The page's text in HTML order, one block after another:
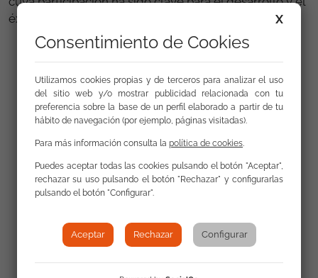
éxito de esta iniciativa.
X
Consentimiento de Cookies
Utilizamos cookies propias y de terceros para analizar el uso
del sitio web y/o mostrar publicidad relacionada con tu
preferencia sobre la base de un perfil elaborado a partir de tu
hábito de navegación (por ejemplo, páginas visitadas).
Para más información consulta la política de cookies
Puedes aceptar todas las cookies pulsando el botón "Aceptar",
rechazar su uso pulsando el botón "Rechazar" y configurarlas
pulsando el botón "Configurar".
Aceptar Rechazar Configurar